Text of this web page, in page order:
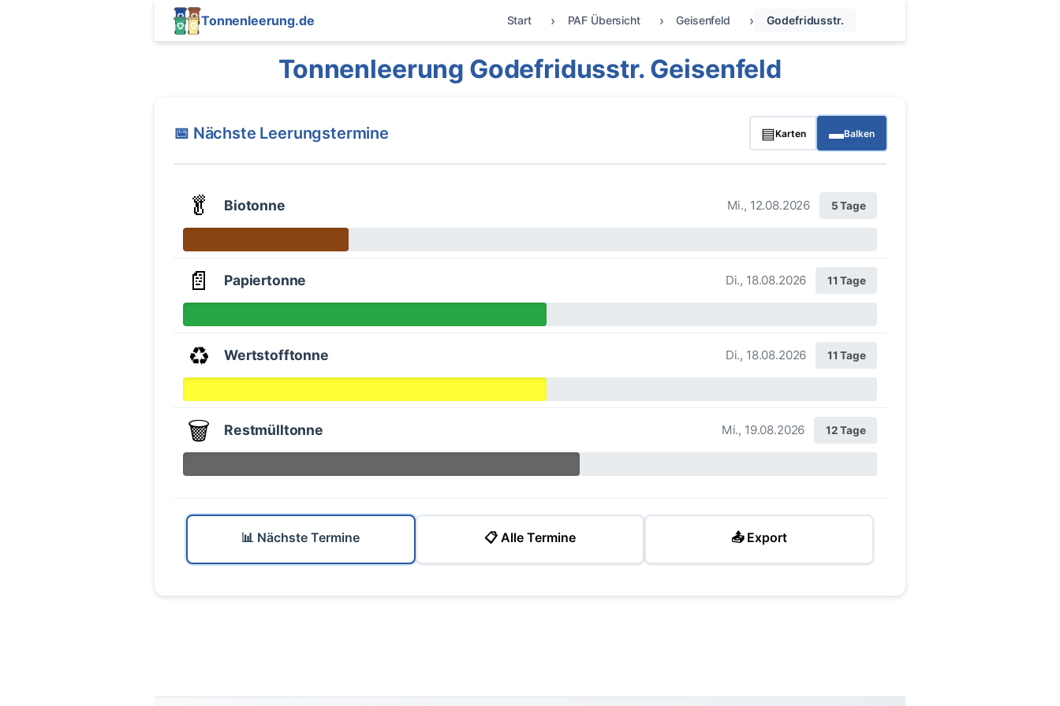
Tonnenleerung.de Start PAF Übersicht Geisenfeld Godefridusstr.
Tonnenleerung Godefridusstr. Geisenfeld
📅 Nächste Leerungstermine ▤Karten ▬Balken
🥬 Biotonne Mi., 12.08.2026 5 Tage
📄 Papiertonne Di., 18.08.2026 11 Tage
♻️ Wertstofftonne Di., 18.08.2026 11 Tage
🗑️ Restmülltonne Mi., 19.08.2026 12 Tage
📊 Nächste Termine 📋 Alle Termine 📤 Export